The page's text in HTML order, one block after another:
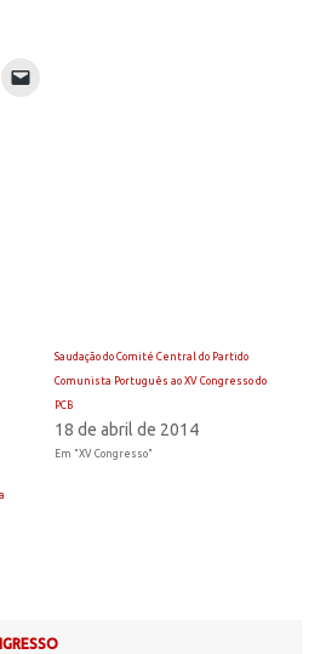
Saudação do Comité Central do Partido
Comunista Português ao XV Congresso do
PCB
18 de abril de 2014
Em "XV Congresso"